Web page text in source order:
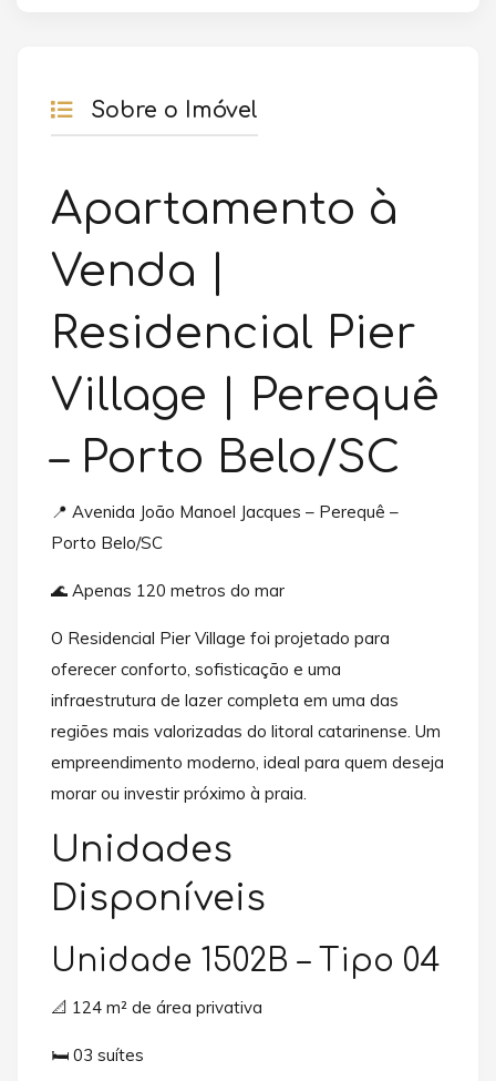
Sobre o Imóvel
Apartamento à
Venda |
Residencial Pier
Village | Perequê
– Porto Belo/SC
📍 Avenida João Manoel Jacques – Perequê –
Porto Belo/SC
🌊 Apenas 120 metros do mar
O Residencial Pier Village foi projetado para
oferecer conforto, sofisticação e uma
infraestrutura de lazer completa em uma das
regiões mais valorizadas do litoral catarinense. Um
empreendimento moderno, ideal para quem deseja
morar ou investir próximo à praia.
Unidades
Disponíveis
Unidade 1502B – Tipo 04
📐 124 m² de área privativa
🛏️ 03 suítes